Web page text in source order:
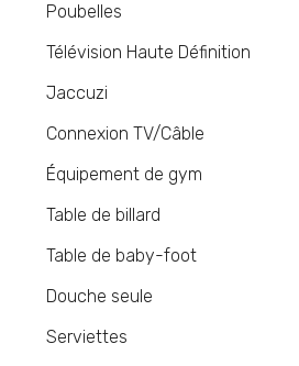
Poubelles
Télévision Haute Définition
Jaccuzi
Connexion TV/Câble
Équipement de gym
Table de billard
Table de baby-foot
Douche seule
Serviettes